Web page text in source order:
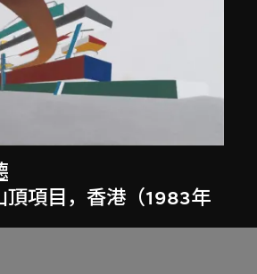
頂項目，香港（1983年